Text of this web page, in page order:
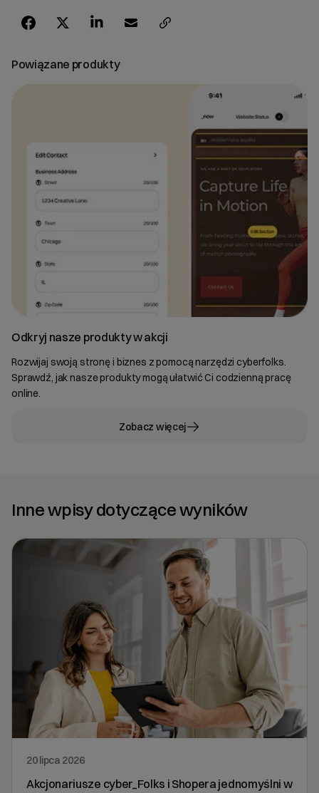
Powiązane produkty
Odkryj nasze produkty w akcji
Rozwijaj swoją stronę i biznes z pomocą narzędzi cyberfolks.
Sprawdź, jak nasze produkty mogą ułatwić Ci codzienną pracę
online.
Zobacz więcej
Inne wpisy dotyczące wyników
20 lipca 2026
Akcjonariusze cyber_Folks i Shopera jednomyślni w